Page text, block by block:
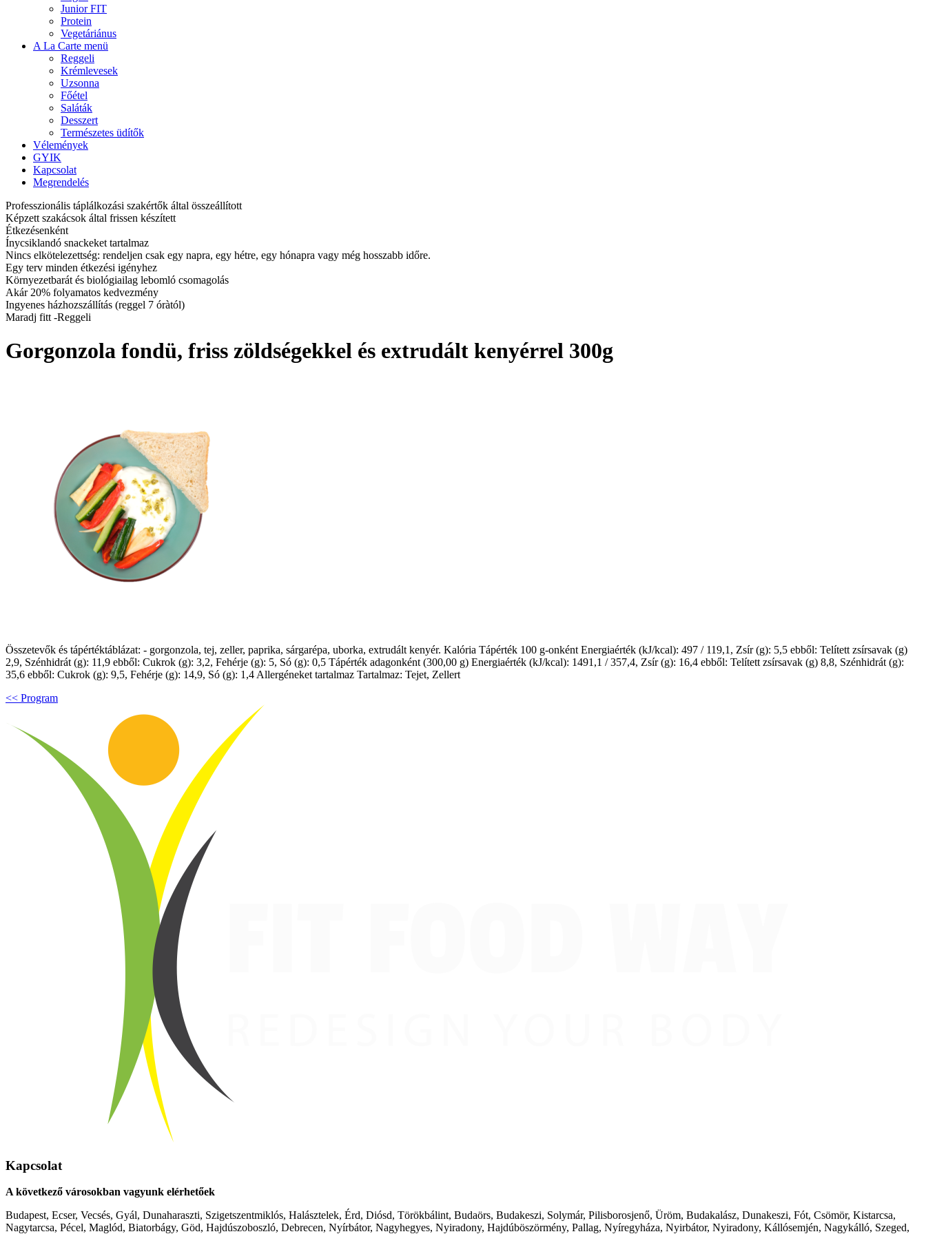
Junior FIT
Protein
Vegetáriánus
A La Carte menü
Reggeli
Krémlevesek
Uzsonna
Főétel
Saláták
Desszert
Természetes üdítők
Vélemények
GYIK
Kapcsolat
Megrendelés
Professzionális táplálkozási szakértők által összeállított
Képzett szakácsok által frissen készített
Étkezésenként
Ínycsiklandó snackeket tartalmaz
Nincs elkötelezettség: rendeljen csak egy napra, egy hétre, egy hónapra vagy még hosszabb időre.
Egy terv minden étkezési igényhez
Környezetbarát és biológiailag lebomló csomagolás
Akár 20% folyamatos kedvezmény
Ingyenes házhozszállítás (reggel 7 óràtól)
Maradj fitt -Reggeli
Gorgonzola fondü, friss zöldségekkel és extrudált kenyérrel 300g
Összetevők és tápértéktáblázat: - gorgonzola, tej, zeller, paprika, sárgarépa, uborka, extrudált kenyér. Kalória Tápérték 100 g-onként Energiaérték (kJ/kcal): 497 / 119,1, Zsír (g): 5,5 ebből: Telített zsírsavak (g)
2,9, Szénhidrát (g): 11,9 ebből: Cukrok (g): 3,2, Fehérje (g): 5, Só (g): 0,5 Tápérték adagonként (300,00 g) Energiaérték (kJ/kcal): 1491,1 / 357,4, Zsír (g): 16,4 ebből: Telített zsírsavak (g) 8,8, Szénhidrát (g):
35,6 ebből: Cukrok (g): 9,5, Fehérje (g): 14,9, Só (g): 1,4 Allergéneket tartalmaz Tartalmaz: Tejet, Zellert
<< Program
Kapcsolat
A következő városokban vagyunk elérhetőek
Budapest, Ecser, Vecsés, Gyál, Dunaharaszti, Szigetszentmiklós, Halásztelek, Érd, Diósd, Törökbálint, Budaörs, Budakeszi, Solymár, Pilisborosjenő, Üröm, Budakalász, Dunakeszi, Fót, Csömör, Kistarcsa,
Nagytarcsa, Pécel, Maglód, Biatorbágy, Göd, Hajdúszoboszló, Debrecen, Nyírbátor, Nagyhegyes, Nyiradony, Hajdúböszörmény, Pallag, Nyíregyháza, Nyirbátor, Nyiradony, Kállósemjén, Nagykálló, Szeged,